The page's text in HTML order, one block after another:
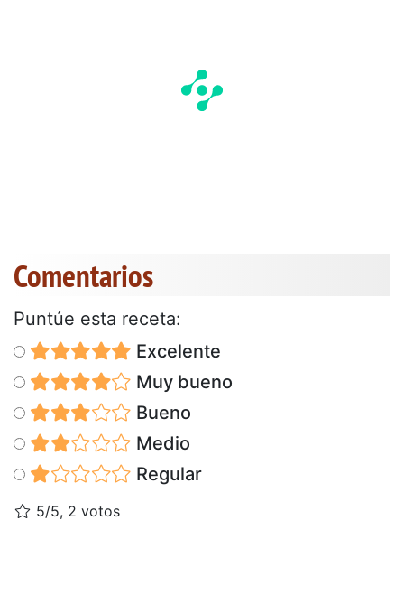
Comentarios
Puntúe esta receta:
Excelente
Muy bueno
Bueno
Medio
Regular
5/5, 2 votos